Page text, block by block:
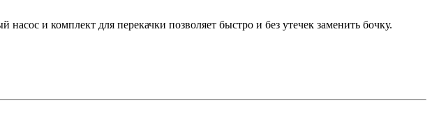
и комплект для перекачки позволяет быстро и без утечек заменить бочку.